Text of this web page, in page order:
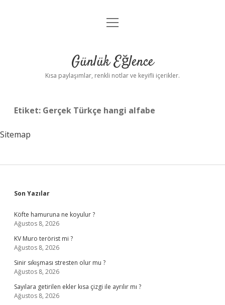
Anasayfa
Yasal Uyarı
menüyü
Günlük Eğlence
Kısa paylaşımlar, renkli notlar ve keyifli içerikler.
Etiket: Gerçek Türkçe hangi alfabe
Sitemap
Sidebar
Son Yazılar
Köfte hamuruna ne koyulur ?
Ağustos 8, 2026
KV Muro terörist mi ?
Ağustos 8, 2026
Sinir sıkışması stresten olur mu ?
Ağustos 8, 2026
Sayılara getirilen ekler kısa çizgi ile ayrılır mı ?
Ağustos 8, 2026